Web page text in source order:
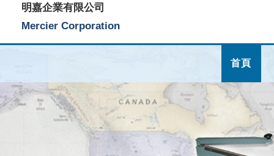
明嘉企業有限公司
Mercier Corporation
首頁